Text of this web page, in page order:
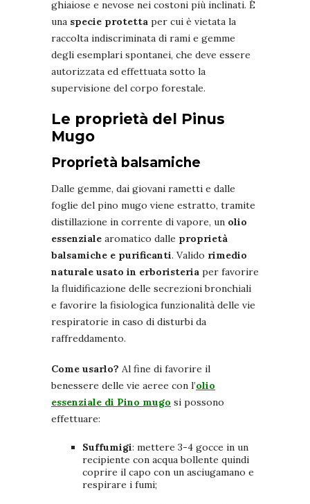
ghiaiose e nevose nei costoni più inclinati. È
una specie protetta per cui è vietata la
raccolta indiscriminata di rami e gemme
degli esemplari spontanei, che deve essere
autorizzata ed effettuata sotto la
supervisione del corpo forestale.
Le proprietà del Pinus
Mugo
Proprietà balsamiche
Dalle gemme, dai giovani rametti e dalle
foglie del pino mugo viene estratto, tramite
distillazione in corrente di vapore, un olio
essenziale aromatico dalle proprietà
balsamiche e purificanti. Valido rimedio
naturale usato in erboristeria per favorire
la fluidificazione delle secrezioni bronchiali
e favorire la fisiologica funzionalità delle vie
respiratorie in caso di disturbi da
raffreddamento.
Come usarlo? Al fine di favorire il
benessere delle vie aeree con l’olio
essenziale di Pino mugo si possono
effettuare:
Suffumigi: mettere 3-4 gocce in un
recipiente con acqua bollente quindi
coprire il capo con un asciugamano e
respirare i fumi;